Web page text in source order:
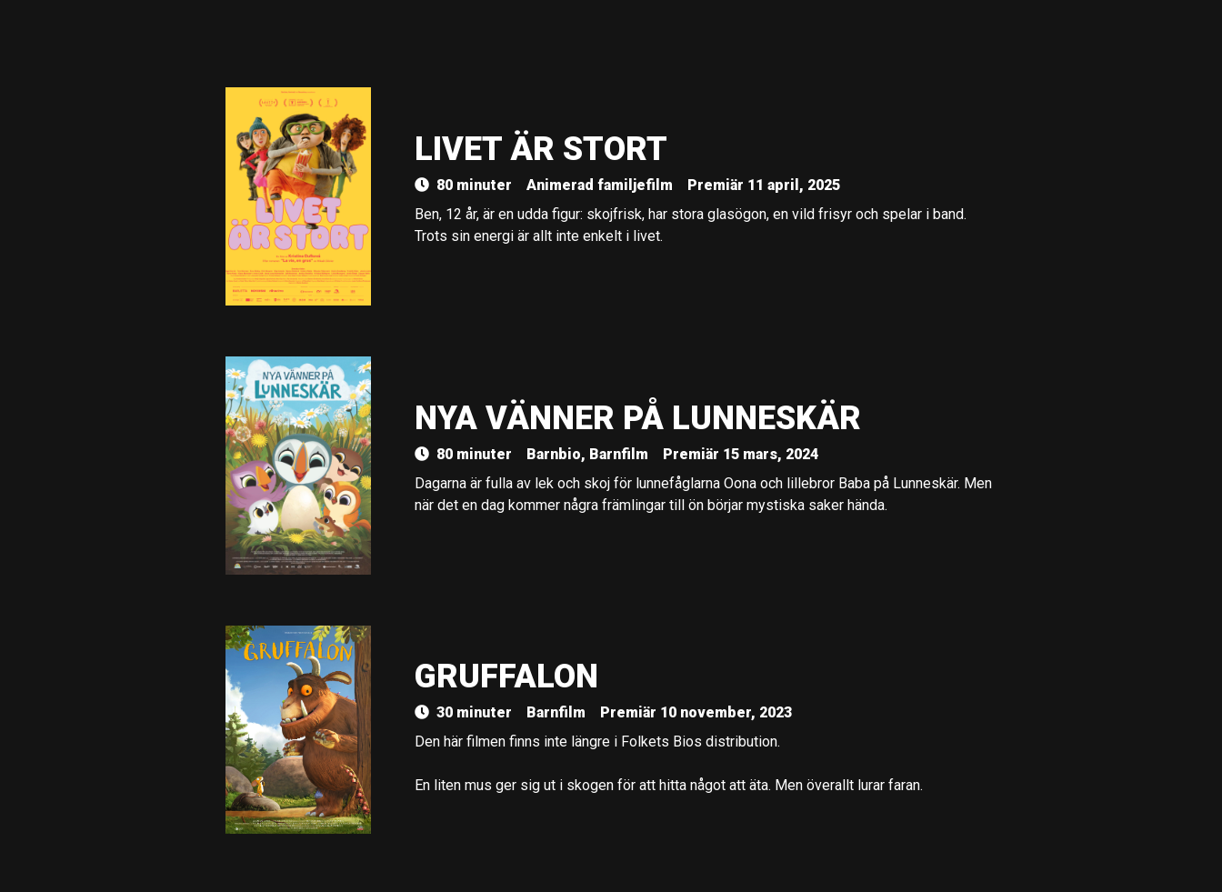
LIVET ÄR STORT
80 minuter Animerad familjefilm
Premiär 11 april, 2025
Ben, 12 år, är en udda figur: skojfrisk, har stora glasögon, en vild frisyr och spelar i band.
Trots sin energi är allt inte enkelt i livet.
NYA VÄNNER PÅ LUNNESKÄR
80 minuter Barnbio, Barnfilm
Premiär 15 mars, 2024
Dagarna är fulla av lek och skoj för lunnefåglarna Oona och lillebror Baba på Lunneskär. Men
när det en dag kommer några främlingar till ön börjar mystiska saker hända.
GRUFFALON
30 minuter Barnfilm
Premiär 10 november, 2023
Den här filmen finns inte längre i Folkets Bios distribution.
En liten mus ger sig ut i skogen för att hitta något att äta. Men överallt lurar faran.